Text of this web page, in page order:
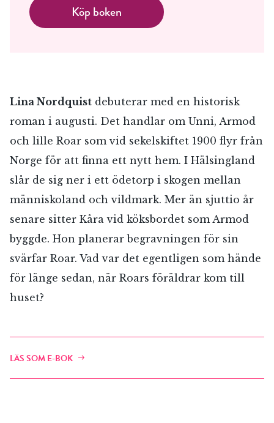
Köp boken
Lina Nordquist debuterar med en historisk
roman i augusti. Det handlar om Unni, Armod
och lille Roar som vid sekelskiftet 1900 flyr från
Norge för att finna ett nytt hem. I Hälsingland
slår de sig ner i ett ödetorp i skogen mellan
människoland och vildmark. Mer än sjuttio år
senare sitter Kåra vid köksbordet som Armod
byggde. Hon planerar begravningen för sin
svärfar Roar. Vad var det egentligen som hände
för länge sedan, när Roars föräldrar kom till
huset?
LÄS SOM E-BOK